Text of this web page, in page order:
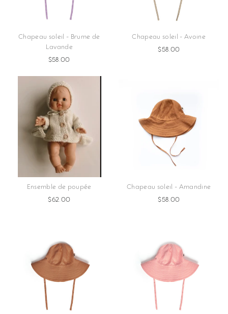
Chapeau soleil - Brume de
Lavande
$58.00
Chapeau soleil - Avoine
$58.00
Ensemble de poupée
$62.00
Chapeau soleil - Amandine
$58.00